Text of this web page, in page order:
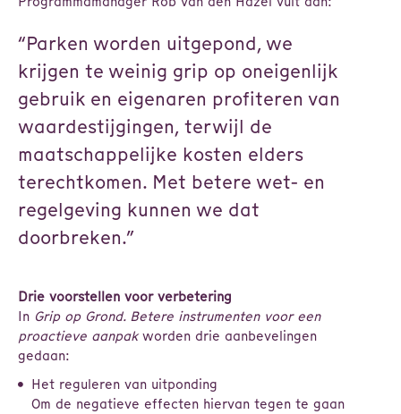
“Parken worden uitgepond, we
krijgen te weinig grip op oneigenlijk
gebruik en eigenaren profiteren van
waardestijgingen, terwijl de
maatschappelijke kosten elders
terechtkomen. Met betere wet- en
regelgeving kunnen we dat
doorbreken.”
Drie voorstellen voor verbetering
In Grip op Grond. Betere instrumenten voor een
proactieve aanpakworden drie aanbevelingen
gedaan:
Het reguleren van uitponding
Om de negatieve effecten hiervan tegen te gaan